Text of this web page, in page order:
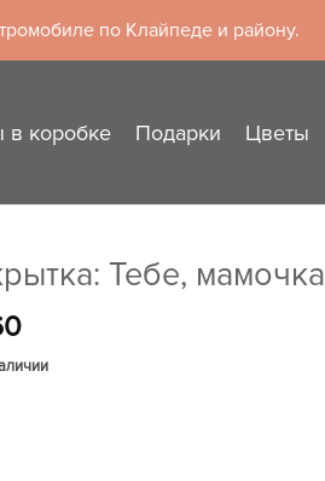
по Клайпеде и району.
в коробке Подарки Цветы
Тебе, мамочка